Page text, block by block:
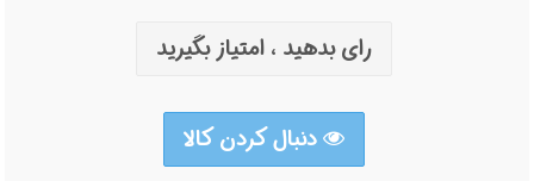
رای بدهید ، امتیاز بگیرید
دنبال کردن کالا